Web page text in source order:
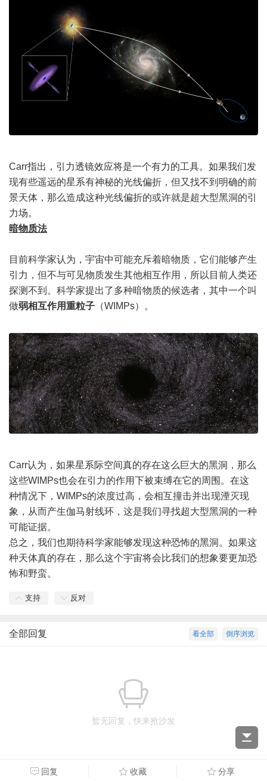
Carr指出，引力透镜效应将是一个有力的工具。如果我们发
现有些遥远的星系有神秘的光线偏折，但又找不到明确的前
景天体，那么造成这种光线偏折的或许就是超大型黑洞的引
力场。
暗物质法
目前科学家认为，宇宙中可能充斥着暗物质，它们能够产生
引力，但不与可见物质发生其他相互作用，所以目前人类还
探测不到。科学家提出了多种暗物质的候选者，其中一个叫
做弱相互作用重粒子 （WIMPs）。
Carr认为，如果星系际空间真的存在这么巨大的黑洞，那么
这些WIMPs也会在引力的作用下被束缚在它的周围。在这
种情况下，WIMPs的浓度过高，会相互撞击并出现湮灭现
象，从而产生伽马射线环，这是我们寻找超大型黑洞的一种
可能证据。
总之，我们也期待科学家能够发现这种恐怖的黑洞。如果这
种天体真的存在，那么这个宇宙将会比我们的想象要更加恐
怖和野蛮。
支持 反对
倒序浏览
看全部
全部回复
暂无回复，快来抢沙发
回复 收藏 分享